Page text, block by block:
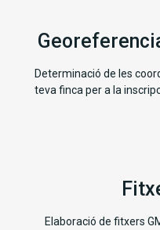
Determinació de les
teva finca per a la
Elaboració de fitxers